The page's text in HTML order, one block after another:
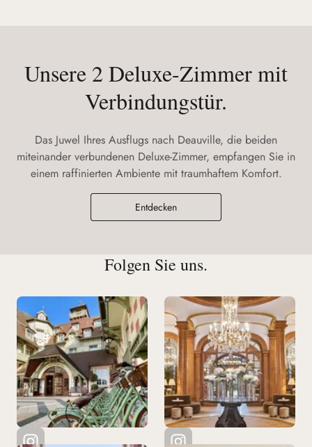
Unsere 2 Deluxe-Zimmer mit
Verbindungstür.
Das Juwel Ihres Ausflugs nach Deauville, die beiden
miteinander verbundenen Deluxe-Zimmer, empfangen Sie in
einem raffinierten Ambiente mit traumhaftem Komfort.
Entdecken
Folgen Sie uns.